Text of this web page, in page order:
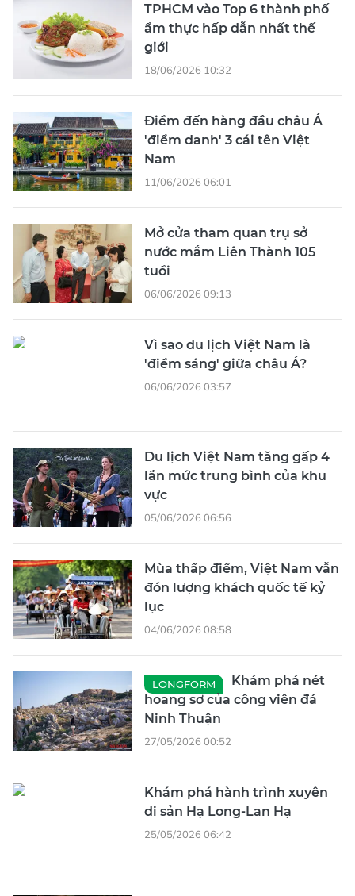
TPHCM vào Top 6 thành phố
ẩm thực hấp dẫn nhất thế
giới
18/06/2026 10:32
Điểm đến hàng đầu châu Á
'điểm danh' 3 cái tên Việt
Nam
11/06/2026 06:01
Mở cửa tham quan trụ sở
nước mắm Liên Thành 105
tuổi
06/06/2026 09:13
Vì sao du lịch Việt Nam là
'điểm sáng' giữa châu Á?
06/06/2026 03:57
Du lịch Việt Nam tăng gấp 4
lần mức trung bình của khu
vực
05/06/2026 06:56
Mùa thấp điểm, Việt Nam vẫn
đón lượng khách quốc tế kỷ
lục
04/06/2026 08:58
LONGFORM
Khám phá nét
hoang sơ của công viên đá
Ninh Thuận
27/05/2026 00:52
Khám phá hành trình xuyên
di sản Hạ Long-Lan Hạ
25/05/2026 06:42